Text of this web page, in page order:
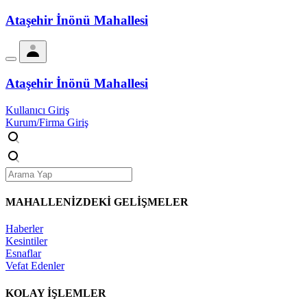
Ataşehir İnönü Mahallesi
Ataşehir İnönü Mahallesi
Kullanıcı Giriş
Kurum/Firma Giriş
MAHALLENİZDEKİ GELİŞMELER
Haberler
Kesintiler
Esnaflar
Vefat Edenler
KOLAY İŞLEMLER